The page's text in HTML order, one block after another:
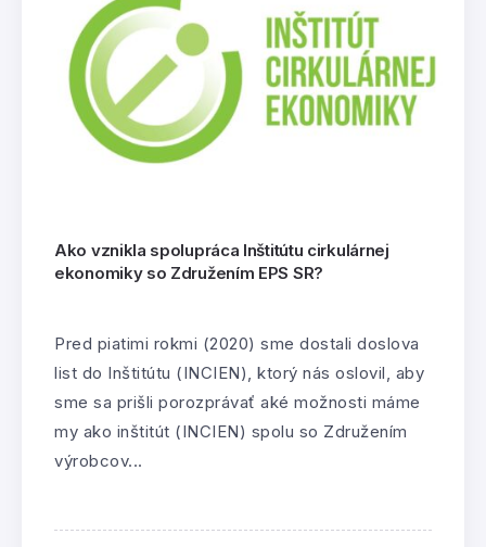
Ako vznikla spolupráca Inštitútu cirkulárnej
ekonomiky so Združením EPS SR?
Pred piatimi rokmi (2020) sme dostali doslova
list do Inštitútu (INCIEN), ktorý nás oslovil, aby
sme sa prišli porozprávať aké možnosti máme
my ako inštitút (INCIEN) spolu so Združením
výrobcov...